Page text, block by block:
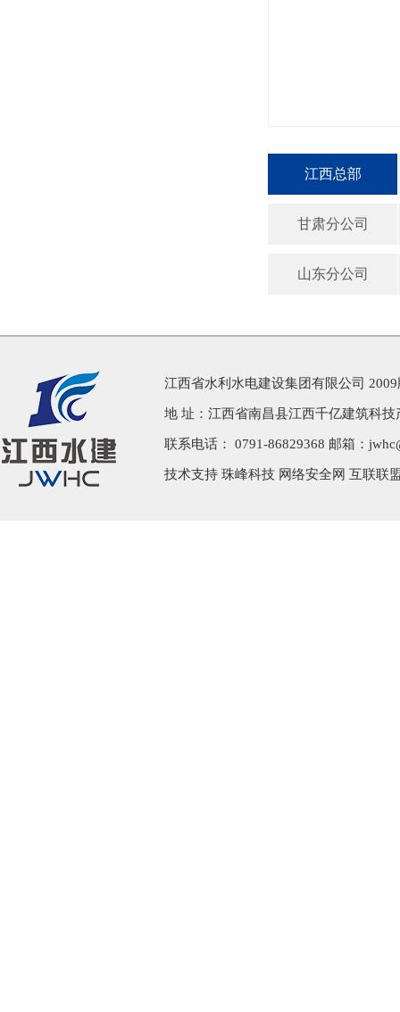
江西总部
甘肃分公司
山东分公司
江西省水利水电建设集团有限公司
地 址：江西省南昌县江西千亿建筑科技
联系电话： 0791-86829368 邮箱：
技术支持 珠峰科技 网络安全网 互联联